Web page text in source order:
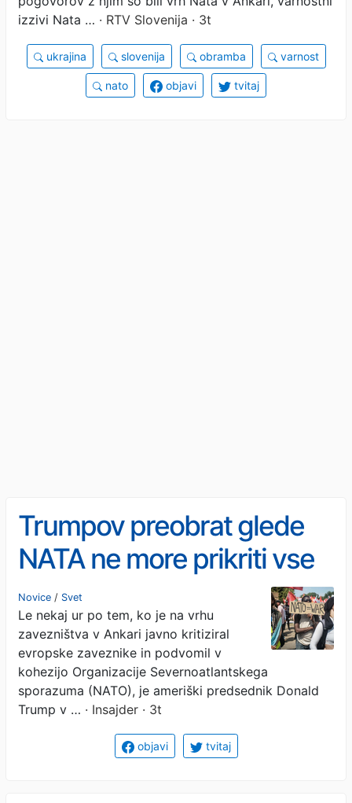
izzivi Nata … · RTV Slovenija · 3t
ukrajina slovenija obramba varnost
nato objavi tvitaj
Trumpov preobrat glede
NATA ne more prikriti vse
globlje razpoke znotraj
zavezništva
Novice / Svet
Le nekaj ur po tem, ko je na vrhu
zavezništva v Ankari javno kritiziral
evropske zaveznike in podvomil v
kohezijo Organizacije Severnoatlantskega
sporazuma (NATO), je ameriški predsednik Donald
Trump v … · Insajder · 3t
objavi tvitaj